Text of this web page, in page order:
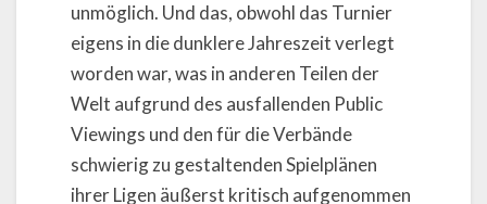
unmöglich. Und das, obwohl das Turnier
eigens in die dunklere Jahreszeit verlegt
worden war, was in anderen Teilen der
Welt aufgrund des ausfallenden Public
Viewings und den für die Verbände
schwierig zu gestaltenden Spielplänen
ihrer Ligen äußerst kritisch aufgenommen